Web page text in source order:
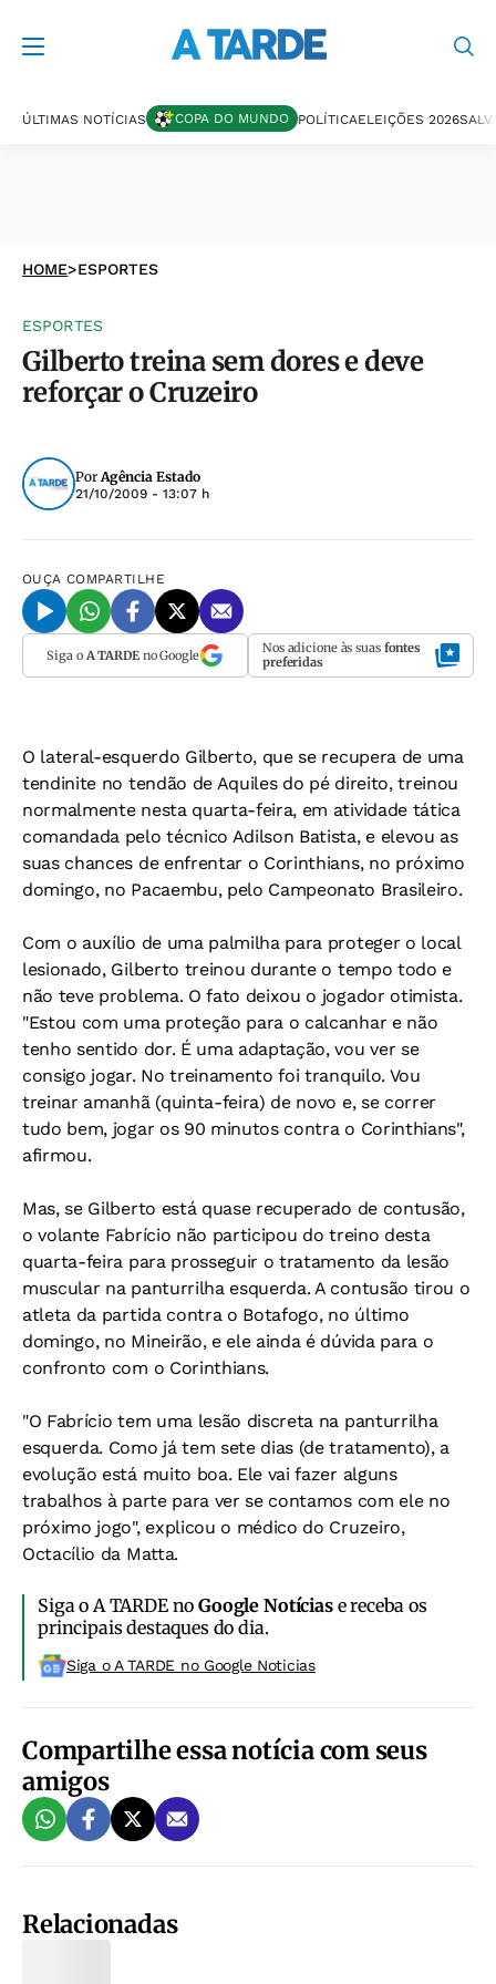
ÚLTIMAS NOTÍCIAS COPA DO MUNDO POLÍTICAELEIÇÕES 2026
HOME>ESPORTES
ESPORTES
Gilberto treina sem dores e deve
reforçar o Cruzeiro
PorAgência Estado
21/10/2009 - 13:07 h
OUÇA COMPARTILHE
Siga o A TARDEno Google Nos adicione às suas fontes
preferidas
O lateral-esquerdo Gilberto, que se recupera de uma
tendinite no tendão de Aquiles do pé direito, treinou
normalmente nesta quarta-feira, em atividade tática
comandada pelo técnico Adilson Batista, e elevou as
suas chances de enfrentar o Corinthians, no próximo
domingo, no Pacaembu, pelo Campeonato Brasileiro.
Com o auxílio de uma palmilha para proteger o local
lesionado, Gilberto treinou durante o tempo todo e
não teve problema. O fato deixou o jogador otimista.
"Estou com uma proteção para o calcanhar e não
tenho sentido dor. É uma adaptação, vou ver se
consigo jogar. No treinamento foi tranquilo. Vou
treinar amanhã (quinta-feira) de novo e, se correr
tudo bem, jogar os 90 minutos contra o Corinthians",
afirmou.
Mas, se Gilberto está quase recuperado de contusão,
o volante Fabrício não participou do treino desta
quarta-feira para prosseguir o tratamento da lesão
muscular na panturrilha esquerda. A contusão tirou o
atleta da partida contra o Botafogo, no último
domingo, no Mineirão, e ele ainda é dúvida para o
confronto com o Corinthians.
"O Fabrício tem uma lesão discreta na panturrilha
esquerda. Como já tem sete dias (de tratamento), a
evolução está muito boa. Ele vai fazer alguns
trabalhos à parte para ver se contamos com ele no
próximo jogo", explicou o médico do Cruzeiro,
Octacílio da Matta.
Siga o A TARDE noGoogle Notíciase receba os
principais destaques do dia.
Siga o A TARDE no Google Noticias
Compartilhe essa notícia com seus
amigos
Relacionadas